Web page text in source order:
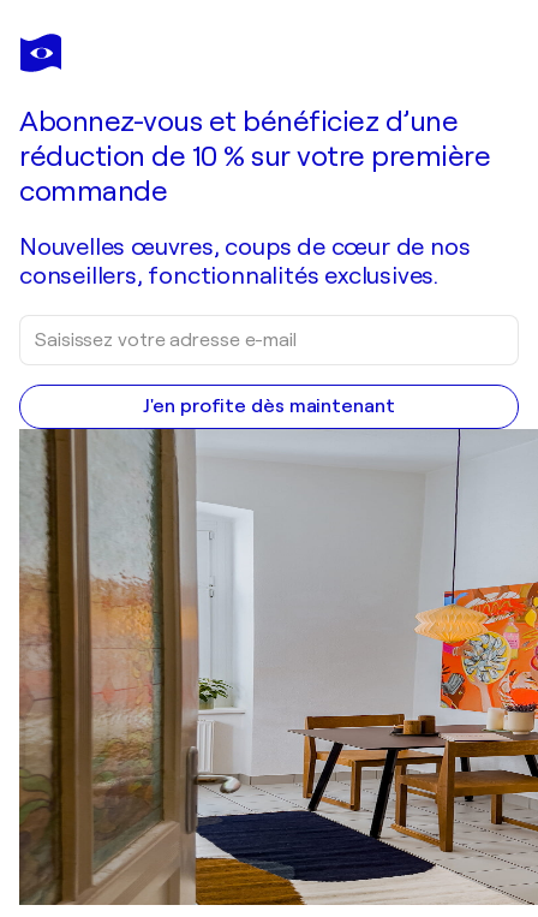
TATIANA YABLOED
Magnetic Love
Abonnez-vous et bénéficiez d’une
réduction de 10 % sur votre première
commande
Nouvelles œuvres, coups de cœur de nos
conseillers, fonctionnalités exclusives.
J'en profite dès maintenant